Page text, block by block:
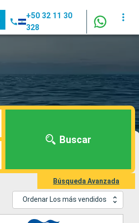
+50 32 11 30
328
Buscar
Búsqueda Avanzada
Ordenar Los más vendidos